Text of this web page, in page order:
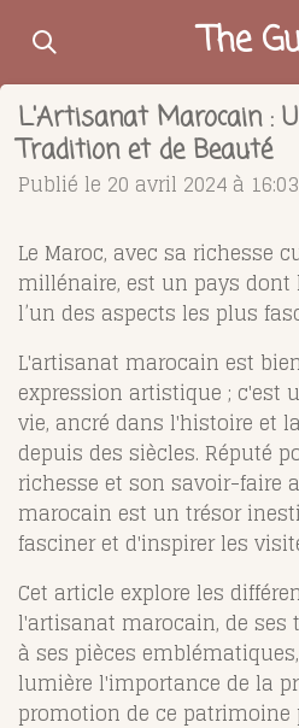
Passer
contenu
principal
The
L'Artisanat Marocain :
Tradition et de Beauté
Publié le 20 avril 2024 à 16:03
Le Maroc, avec sa richesse
millénaire, est un pays
l’un des aspects les plus
L'artisanat marocain est
expression artistique ; c'est
vie, ancré dans l'histoire et
depuis des siècles. Réputé
richesse et son savoir-faire
marocain est un trésor
fasciner et d'inspirer les
Cet article explore les
l'artisanat marocain, de ses
à ses pièces
lumière l'importance de la
promotion de ce patrimoine